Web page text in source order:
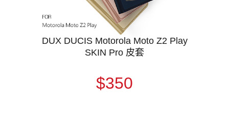
DUX DUCIS Motorola Moto Z2 Play
SKIN Pro 皮套
$350